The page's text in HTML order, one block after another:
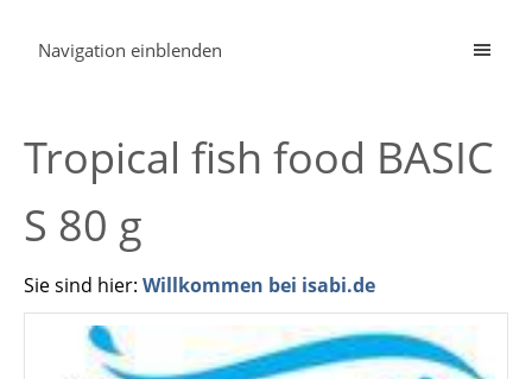
Navigation einblenden
Tropical fish food BASIC
S 80 g
Sie sind hier: Willkommen bei isabi.de